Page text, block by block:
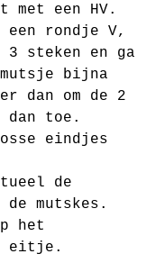
een HV.
een rondje V,
3 steken en ga
bijna
dan om de 2
dan toe.
eindjes
de
mutskes.
het
eitje.